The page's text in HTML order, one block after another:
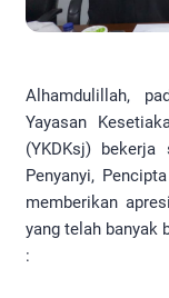
Alhamdulillah,
Yayasan
(YKDKsj) bekerja
Penyanyi,
memberikan
yang telah banyak
: